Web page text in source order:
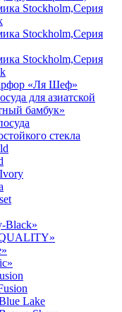
Stockholm,Серия
Stockholm,Серия
Stockholm,Серия
«Ля Шеф»
для азиатской
бамбук»
стекла
Black»
Lake